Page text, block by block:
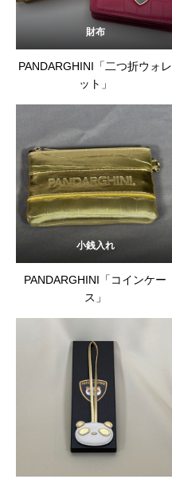
財布
PANDARGHINI「二つ折ウォレ
ット」
小銭入れ
PANDARGHINI「コインケー
ス」